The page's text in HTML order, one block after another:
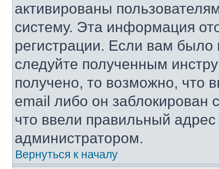
активированы
систему. Эта информация
регистрации. Если вам
следуйте полученным
получено, то возможно, что
email либо он
что ввели правильный адрес
администратором.
Вернуться к началу